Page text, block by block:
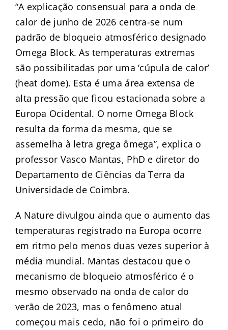
“A explicação consensual para a onda de
calor de junho de 2026 centra-se num
padrão de bloqueio atmosférico designado
Omega Block. As temperaturas extremas
são possibilitadas por uma ‘cúpula de calor’
(heat dome). Esta é uma área extensa de
alta pressão que ficou estacionada sobre a
Europa Ocidental. O nome Omega Block
resulta da forma da mesma, que se
assemelha à letra grega ômega”, explica o
professor Vasco Mantas, PhD e diretor do
Departamento de Ciências da Terra da
Universidade de Coimbra.
A Nature divulgou ainda que o aumento das
temperaturas registrado na Europa ocorre
em ritmo pelo menos duas vezes superior à
média mundial. Mantas destacou que o
mecanismo de bloqueio atmosférico é o
mesmo observado na onda de calor do
verão de 2023, mas o fenômeno atual
começou mais cedo, não foi o primeiro do